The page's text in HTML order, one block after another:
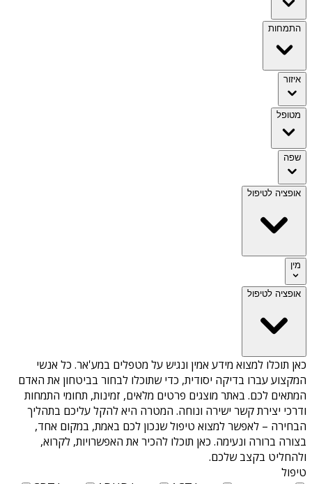
התמחות
איזור
מטופל
שפה
אופציה לטיפול
מין
אופציה לטיפול
כאן תוכלו למצוא מידע אמין ונגיש על מטפלים במע'אר. כל אנשי
המקצוע עברו בדיקה יסודית, כדי שתוכלו לבחור בביטחון את האדם
המתאים לכם. באתר מוצגים פרטים מלאים, זמינות, תחומי התמחות
ודרכי יצירת קשר ישירה ונוחה. המטרה היא להקל עליכם בתהליך
הבחירה – לאפשר למצוא טיפול שנכון לכם באמת, במקום אחד,
בצורה ברורה ונעימה. כאן תוכלו להכיר את האפשרויות, לקרוא,
ולהחליט בקצב שלכם.
טיפול